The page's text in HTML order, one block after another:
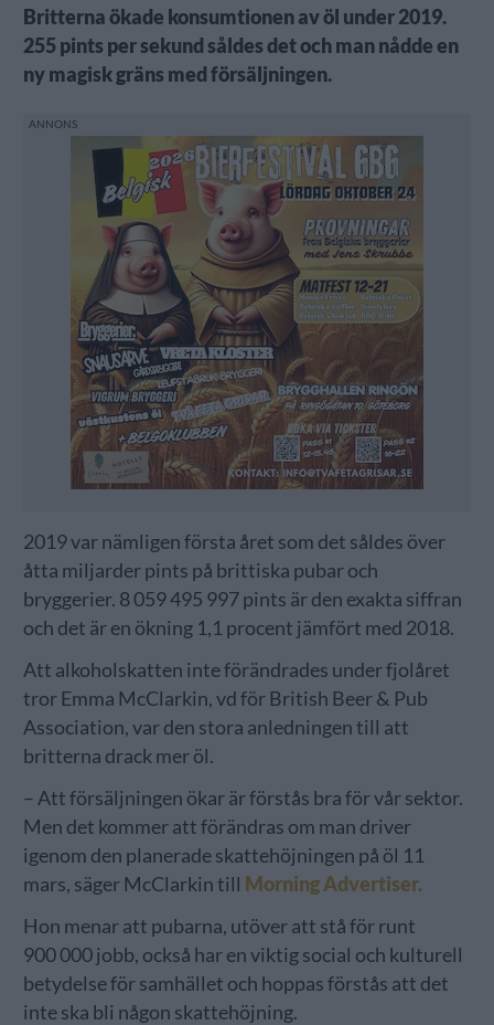
Britterna ökade konsumtionen av öl under 2019.
255 pints per sekund såldes det och man nådde en
ny magisk gräns med försäljningen.
2019 var nämligen första året som det såldes över
åtta miljarder pints på brittiska pubar och
bryggerier. 8 059 495 997 pints är den exakta siffran
och det är en ökning 1,1 procent jämfört med 2018.
Att alkoholskatten inte förändrades under fjolåret
tror Emma McClarkin, vd för British Beer & Pub
Association, var den stora anledningen till att
britterna drack mer öl.
– Att försäljningen ökar är förstås bra för vår sektor.
Men det kommer att förändras om man driver
igenom den planerade skattehöjningen på öl 11
mars, säger McClarkin till Morning Advertiser.
Hon menar att pubarna, utöver att stå för runt
900 000 jobb, också har en viktig social och kulturell
betydelse för samhället och hoppas förstås att det
inte ska bli någon skattehöjning.